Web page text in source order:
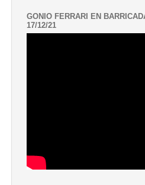
GONIO FERRARI EN
17/12/21